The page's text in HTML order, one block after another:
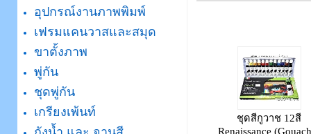
อุปกรณ์งานภาพพิมพ์
เฟรมแคนวาสและสมุด
ขาตั้งภาพ
พู่กัน
ชุดพู่กัน
เกรียงเพ้นท์
ชุดสีกูวาช 12สี
Renaissance